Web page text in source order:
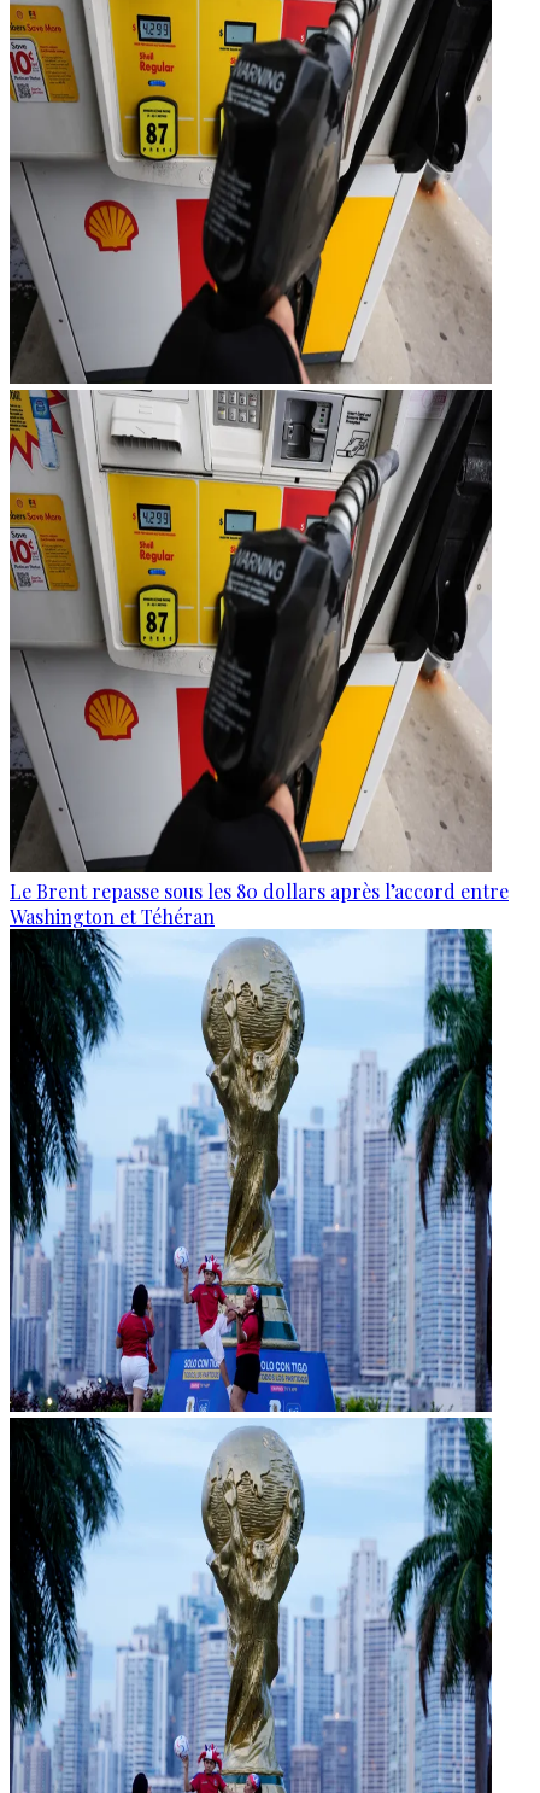
Le Brent repasse sous les 80 dollars après l’accord entre
Washington et Téhéran